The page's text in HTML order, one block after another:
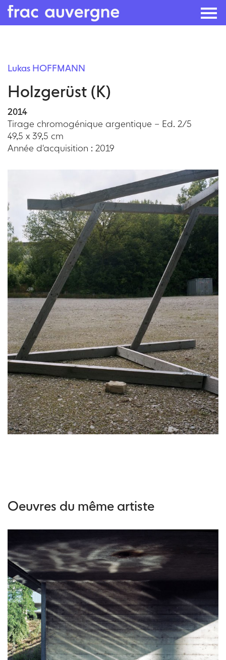
content
Lukas HOFFMANN
Holzgerüst (K)
2014
Tirage chromogénique argentique – Ed. 2/5
49,5 x 39,5 cm
Année d'acquisition : 2019
Oeuvres du même artiste